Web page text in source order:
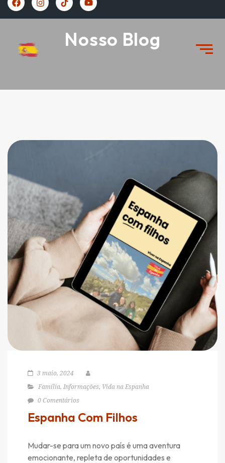
https://vivernaespanha.com/
Nosso Blog
3 maio, 2024
Família, Informações, Vida na Espanha
0 Comentários
Espanha Com Filhos
Mudar-se para um novo país é uma aventura
emocionante, repleta de oportunidades e